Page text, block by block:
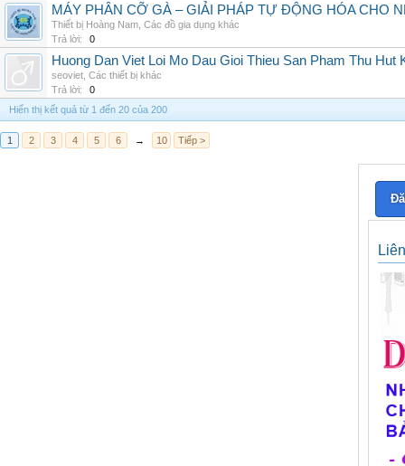
MÁY PHÂN CỠ GÀ – GIẢI PHÁP TỰ ĐỘNG HÓA CHO
Thiết bị Hoàng Nam Các đồ gia dụng khác
Trả lời:
0
Huong Dan Viet Loi Mo Dau Gioi Thieu San Pham Thu Hut
seoviet Các thiết bị khác
Trả lời:
0
Hiển thị kết quả từ 1 đến 20 của 200
1 2 3 4 5 6 → 10 Tiếp >